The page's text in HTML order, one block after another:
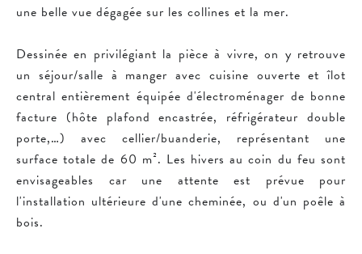
une belle vue dégagée sur les collines et la mer.
Dessinée en privilégiant la pièce à vivre, on y retrouve
un séjour/salle à manger avec cuisine ouverte et îlot
central entièrement équipée d'électroménager de bonne
facture (hôte plafond encastrée, réfrigérateur double
porte,…) avec cellier/buanderie, représentant une
surface totale de 60 m². Les hivers au coin du feu sont
envisageables car une attente est prévue pour
l'installation ultérieure d'une cheminée, ou d'un poêle à
bois.